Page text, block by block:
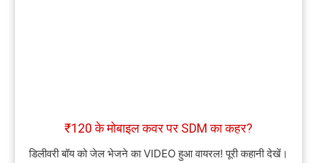
₹120 के मोबाइल कवर पर SDM का कहर?
डिलीवरी बॉय को जेल भेजने का VIDEO हुआ वायरल! पूरी कहानी देखें।